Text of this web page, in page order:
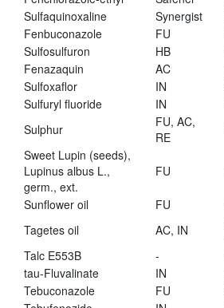
Sulfaquinoxaline
Synergist
Fenbuconazole
FU
Sulfosulfuron
HB
Fenazaquin
AC
Sulfoxaflor
IN
Sulfuryl fluoride
IN
Sulphur
FU, AC,
RE
Sweet Lupin (seeds),
Lupinus albus L.,
germ., ext.
FU
Sunflower oil FU
Tagetes oil
AC, IN
Talc E553B
-
tau-Fluvalinate
IN
Tebuconazole
FU